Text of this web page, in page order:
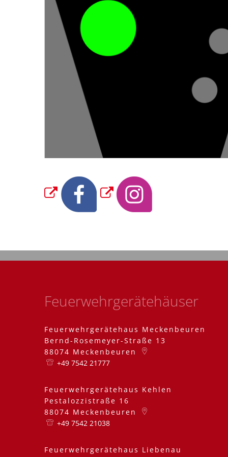
Feuerwehrgerätehäuser
Feuerwehrgerätehaus Meckenbeuren
Bernd-Rosemeyer-Straße 13
88074 Meckenbeuren
+49 7542 21777
Feuerwehrgerätehaus Kehlen
Pestalozzistraße 16
88074 Meckenbeuren
+49 7542 21038
Feuerwehrgerätehaus Liebenau